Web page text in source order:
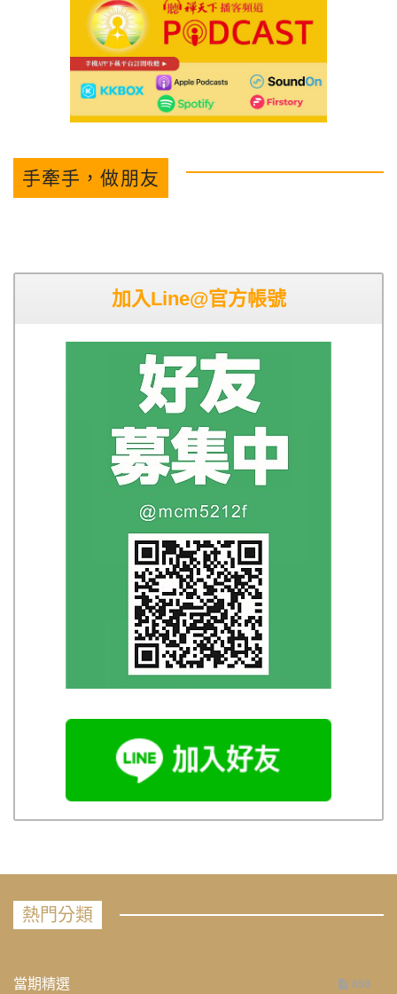
手牽手，做朋友
加入Line@官方帳號
熱門分類
當期精選 658